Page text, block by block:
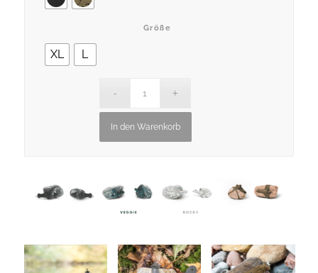
Größe
XL L
In den Warenkorb